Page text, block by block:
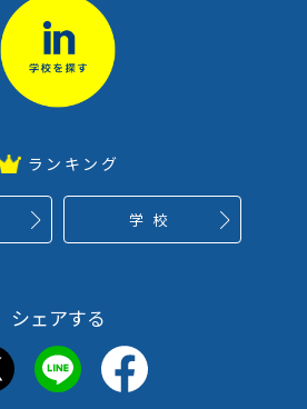
ランキング
学校
シェアする